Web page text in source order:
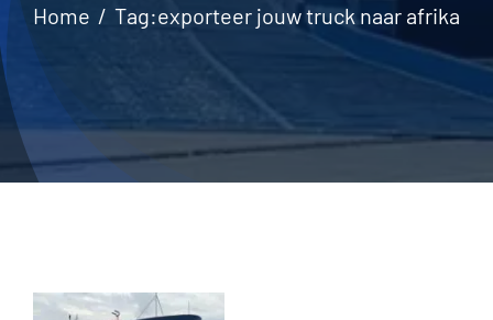
Home Tag:exporteer jouw truck naar afrika